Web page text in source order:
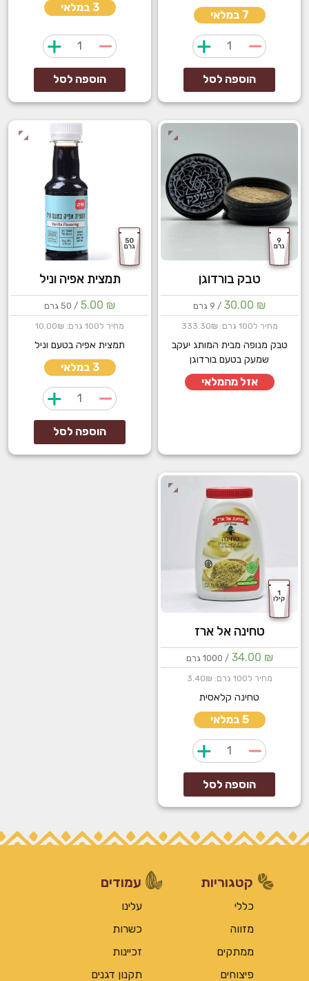
7 במלאי
כמות
של
טבק
להרחה
פאסטיס
הוספה לסל
3 במלאי
כמות
של
אבקת
אפיה
הוספה לסל
טבק בורדוגן
30.00 ₪ / 9 גרם
מחיר ל100 גרם: 333.30₪
טבק מנופה מבית המותג יעקב
שמעק בטעם בורדוגן
אזל מהמלאי
תמצית אפיה וניל
5.00 ₪ / 50 גרם
מחיר ל100 גרם: 10.00₪
תמצית אפיה בטעם וניל
3 במלאי
כמות
של
תמצית
אפיה
וניל
הוספה לסל
טחינה אל ארז
34.00 ₪ / 1000 גרם
מחיר ל100 גרם: 3.40₪
טחינה קלאסית
5 במלאי
כמות
של
טחינה
אל
ארז
הוספה לסל
קטגוריות
כללי
מזווה
ממתקים
פיצוחים
עמודים
עלינו
כשרות
זכיינות
תקנון דגנים